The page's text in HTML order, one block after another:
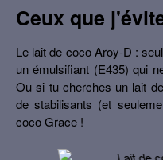
Ceux que
Le lait de coco Aroy-D :
un émulsifiant (E435) qui
Ou si tu cherches un lait
de stabilisants (et
coco Grace !